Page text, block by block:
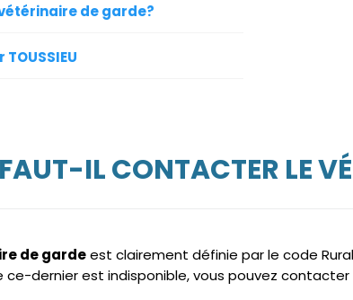
de garde?
FAUT-IL CONTACTER LE
de gardeest clairement définie par le code
dernier est indisponible, vous pouvez contacter